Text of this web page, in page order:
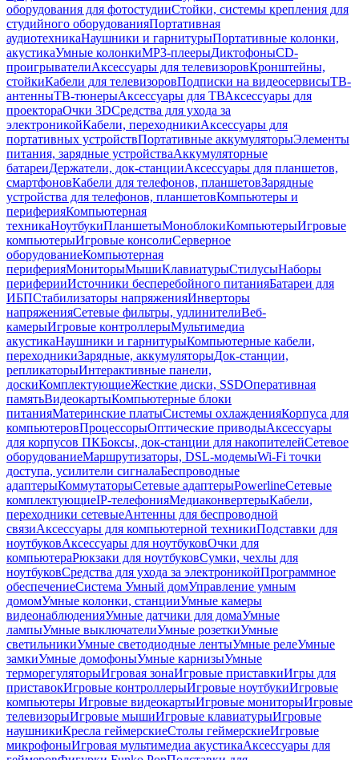
оборудования для фотостудииСтойки, системы крепления для
студийного оборудованияПортативная
аудиотехникаНаушники и гарнитурыПортативные колонки,
акустикаУмные колонкиMP3-плеерыДиктофоныCD-
проигрывателиАксессуары для телевизоровКронштейны,
стойкиКабели для телевизоровПодписки на видеосервисыТВ-
антенныТВ-тюнерыАксессуары для ТВАксессуары для
проектораОчки 3DСредства для ухода за
электроникойКабели, переходникиАксессуары для
портативных устройствПортативные аккумуляторыЭлементы
питания, зарядные устройстваАккумуляторные
батареиДержатели, док-станцииАксессуары для планшетов,
смартфоновКабели для телефонов, планшетовЗарядные
устройства для телефонов, планшетовКомпьютеры и
периферияКомпьютерная
техникаНоутбукиПланшетыМоноблокиКомпьютерыИгровые
компьютерыИгровые консолиСерверное
оборудованиеКомпьютерная
периферияМониторыМышиКлавиатурыСтилусыНаборы
периферииИсточники бесперебойного питанияБатареи для
ИБПСтабилизаторы напряженияИнверторы
напряженияСетевые фильтры, удлинителиВеб-
камерыИгровые контроллерыМультимедиа
акустикаНаушники и гарнитурыКомпьютерные кабели,
переходникиЗарядные, аккумуляторыДок-станции,
репликаторыИнтерактивные панели,
доскиКомплектующиеЖесткие диски, SSDОперативная
памятьВидеокартыКомпьютерные блоки
питанияМатеринские платыСистемы охлажденияКорпуса для
компьютеровПроцессорыОптические приводыАксессуары
для корпусов ПКБоксы, док-станции для накопителейСетевое
оборудованиеМаршрутизаторы, DSL-модемыWi-Fi точки
доступа, усилители сигналаБеспроводные
адаптерыКоммутаторыСетевые адаптерыPowerlineСетевые
комплектующиеIP-телефонияМедиаконвертерыКабели,
переходники сетевыеАнтенны для беспроводной
связиАксессуары для компьютерной техникиПодставки для
ноутбуковАксессуары для ноутбуковОчки для
компьютераРюкзаки для ноутбуковСумки, чехлы для
ноутбуковСредства для ухода за электроникойПрограммное
обеспечениеСистема Умный домУправление умным
домомУмные колонки, станцииУмные камеры
видеонаблюденияУмные датчики для домаУмные
лампыУмные выключателиУмные розеткиУмные
светильникиУмные светодиодные лентыУмные релеУмные
замкиУмные домофоныУмные карнизыУмные
терморегуляторыИгровая зонаИгровые приставкиИгры для
приставокИгровые контроллерыИгровые ноутбукиИгровые
компьютеры Игровые видеокартыИгровые мониторыИгровые
телевизорыИгровые мышиИгровые клавиатурыИгровые
наушникиКресла геймерскиеСтолы геймерскиеИгровые
микрофоныИгровая мультимедиа акустикаАксессуары для